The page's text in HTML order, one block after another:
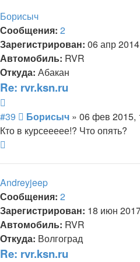
Борисыч
Сообщения: 2
Зарегистрирован: 06 апр
Автомобиль: RVR
Откуда: Абакан
Re: rvr.ksn.ru
#39
Сообщение
Борисыч » 06 фев 2015,
Кто в курсеееее!? Что опять?
Andreyjeep
Сообщения: 2
Зарегистрирован: 18 июн
Автомобиль: RVR
Откуда: Волгоград
Re: rvr.ksn.ru